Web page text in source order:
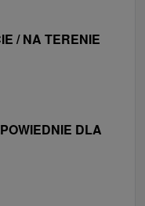
/ NA TERENIE
DLA